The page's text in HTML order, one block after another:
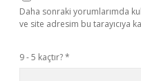
Daha sonraki yorumlarımda
ve site adresim bu tarayıcıya
9 - 5 kaçtır?*